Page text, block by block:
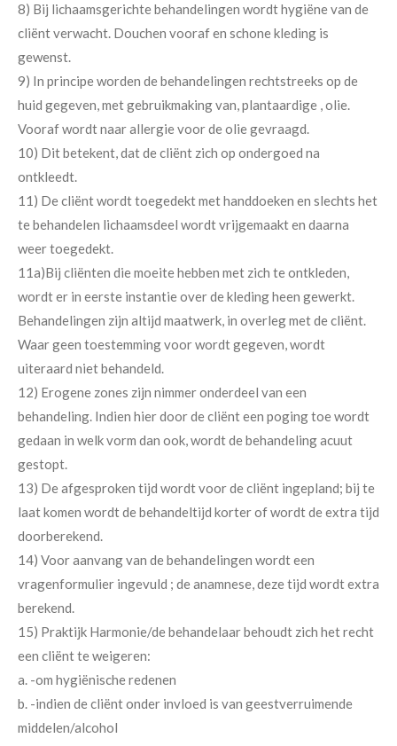
8) Bij lichaamsgerichte behandelingen wordt hygiëne van de
cliënt verwacht. Douchen vooraf en schone kleding is
gewenst.
9) In principe worden de behandelingen rechtstreeks op de
huid gegeven, met gebruikmaking van, plantaardige , olie.
Vooraf wordt naar allergie voor de olie gevraagd.
10) Dit betekent, dat de cliënt zich op ondergoed na
ontkleedt.
11) De cliënt wordt toegedekt met handdoeken en slechts het
te behandelen lichaamsdeel wordt vrijgemaakt en daarna
weer toegedekt.
11a)Bij cliënten die moeite hebben met zich te ontkleden,
wordt er in eerste instantie over de kleding heen gewerkt.
Behandelingen zijn altijd maatwerk, in overleg met de cliënt.
Waar geen toestemming voor wordt gegeven, wordt
uiteraard niet behandeld.
12) Erogene zones zijn nimmer onderdeel van een
behandeling. Indien hier door de cliënt een poging toe wordt
gedaan in welk vorm dan ook, wordt de behandeling acuut
gestopt.
13) De afgesproken tijd wordt voor de cliënt ingepland; bij te
laat komen wordt de behandeltijd korter of wordt de extra tijd
doorberekend.
14) Voor aanvang van de behandelingen wordt een
vragenformulier ingevuld ; de anamnese, deze tijd wordt extra
berekend.
15) Praktijk Harmonie/de behandelaar behoudt zich het recht
een cliënt te weigeren:
a. -om hygiënische redenen
b. -indien de cliënt onder invloed is van geestverruimende
middelen/alcohol